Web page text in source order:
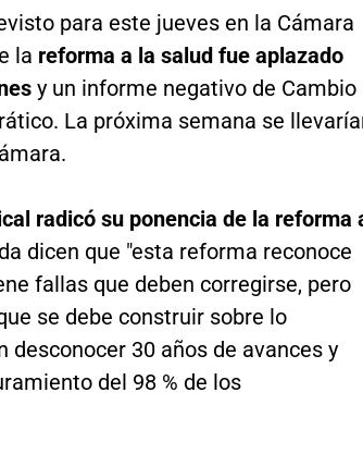
para este jueves en la Cámara
la reforma a la salud fue aplazado
y un informe negativo de Cambio
La próxima semana se
radicó su ponencia de la reforma
dicen que "esta reforma reconoce
fallas que deben corregirse, pero
se debe construir sobre lo
desconocer 30 años de avances y
del 98 % de los